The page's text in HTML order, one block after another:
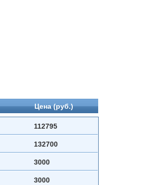
Цена (руб.)
112795
132700
3000
3000